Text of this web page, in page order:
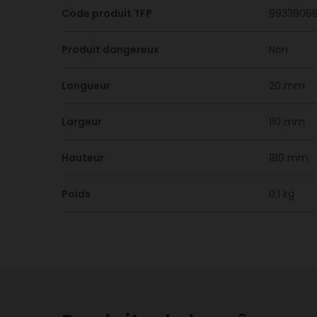
Code produit TFP
Produit dangereux Non
Longueur 20 mm
Largeur 110 mm
Hauteur 180 mm
Poids 0.1 kg